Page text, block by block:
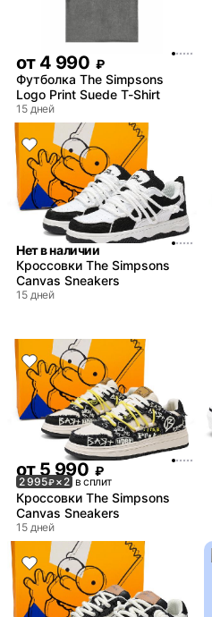
от 4 990 ₽
Футболка The Simpsons
Logo Print Suede T-Shirt
15 дней
Нет в наличии
Кроссовки The Simpsons
Canvas Sneakers
15 дней
от5 990 ₽
2 995₽× 2 в сплит
Кроссовки The Simpsons
Canvas Sneakers
15 дней